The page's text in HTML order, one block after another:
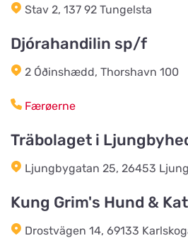
Tropicstallet
Funkabotorge 1A
Djurens Värld Torsås
Allfargatan 12
Örbyvägen 6
Stav 2, 137 92 Tungelsta
Djórahandilin sp/f
2 Óðinshædd, Thorshavn 100
Færøerne
Träbolaget i
Ljungbygatan 25, 26453
Kung Grim's Hund &
Drostvägen 14, 69133